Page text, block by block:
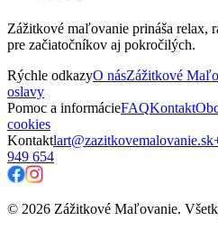
Zážitkové maľovanie prináša relax,
pre začiatočníkov aj pokročilých.
Rýchle odkazyO násZážitkové
oslavy
Pomoc a informácieFAQKontakt
cookies
Kontaktlart@zazitkovemalovanie.sk
949 654
© 2026 Zážitkové Maľovanie.